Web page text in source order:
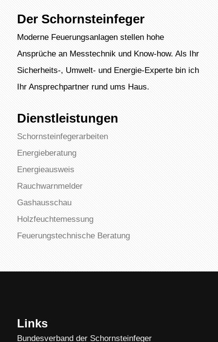
Der Schornsteinfeger
Moderne Feuerungsanlagen stellen hohe
Ansprüche an Messtechnik und Know-how. Als Ihr
Sicherheits-, Umwelt- und Energie-Experte bin ich
Ihr Ansprechpartner rund ums Haus.
Dienstleistungen
Schornsteinfegerarbeiten
Energieberatung
Energieausweis
Rauchwarnmelder
Gashausschau
Holzfeuchtemessung
Feuerungstechnische Beratung
Links
Bundesverband der Schornsteinfeger